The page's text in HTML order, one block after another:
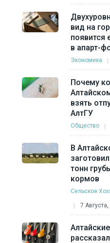
вид на
появится
в апарт-
Экономика
Почему
взять
АлтГУ
Общество
В
тонн
кормов
Сельское
7